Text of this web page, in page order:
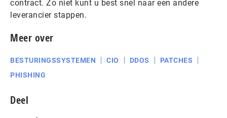
contract. Zo niet kunt u best snel naar een andere
leverancier stappen.
Meer over
BESTURINGSSYSTEMEN CIO DDOS
PATCHES
PHISHING
Deel